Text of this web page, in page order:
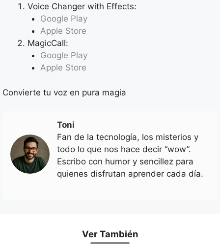
Voice Changer with Effects:
Google Play
Apple Store
MagicCall:
Google Play
Apple Store
Convierte tu voz en pura magia
Toni
Fan de la tecnología, los misterios y
todo lo que nos hace decir “wow”.
Escribo con humor y sencillez para
quienes disfrutan aprender cada día.
Ver También